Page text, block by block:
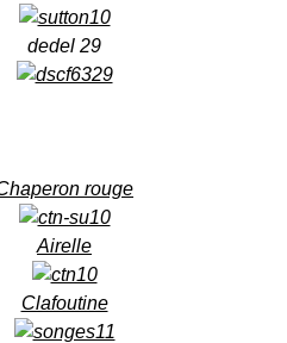
dedel 29
rouge
Airelle
Clafoutine